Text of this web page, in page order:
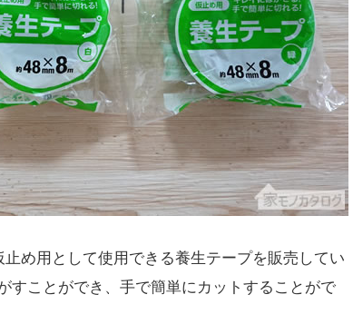
め用として使用できる養生テープを販売してい
すことができ、手で簡単にカットすることがで